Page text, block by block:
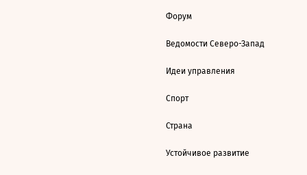
Форум
Ведомости Северо-Запад
Идеи управления
Спорт
Страна
Устойчивое развитие